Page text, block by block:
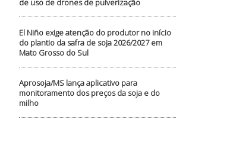
de uso de drones de pulverização
El Niño exige atenção do produtor no início
do plantio da safra de soja 2026/2027 em
Mato Grosso do Sul
Aprosoja/MS lança aplicativo para
monitoramento dos preços da soja e do
milho